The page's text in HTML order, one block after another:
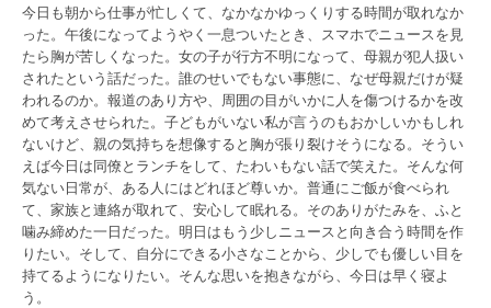
今日も朝から仕事が忙しくて、なかなかゆっくりする時間が取れなか
った。午後になってようやく一息ついたとき、スマホでニュースを見
たら胸が苦しくなった。女の子が行方不明になって、母親が犯人扱い
されたという話だった。誰のせいでもない事態に、なぜ母親だけが疑
われるのか。報道のあり方や、周囲の目がいかに人を傷つけるかを改
めて考えさせられた。子どもがいない私が言うのもおかしいかもしれ
ないけど、親の気持ちを想像すると胸が張り裂けそうになる。そうい
えば今日は同僚とランチをして、たわいもない話で笑えた。そんな何
気ない日常が、ある人にはどれほど尊いか。普通にご飯が食べられ
て、家族と連絡が取れて、安心して眠れる。そのありがたみを、ふと
噛み締めた一日だった。明日はもう少しニュースと向き合う時間を作
りたい。そして、自分にできる小さなことから、少しでも優しい目を
持てるようになりたい。そんな思いを抱きながら、今日は早く寝よ
う。